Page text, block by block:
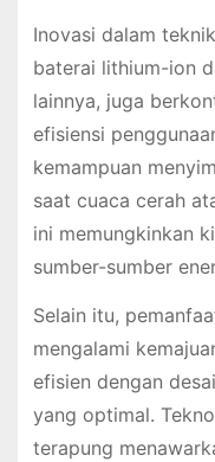
Inovasi dalam
baterai lithium-ion
lainnya, juga
efisiensi
kemampuan
saat cuaca cerah
ini memungkinkan
sumber-sumber
Selain itu,
mengalami
efisien dengan
yang optimal.
terapung